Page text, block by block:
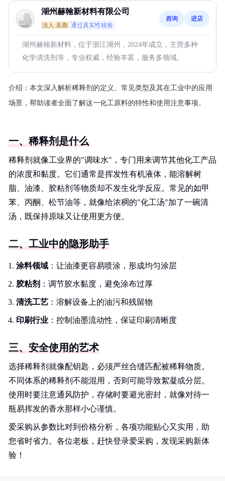
湖州赫翰新材料有限公司
法人:吴彪 通过真实性核验
咨询 进店
湖州赫翰新材料，位于浙江湖州，2024年成立，主营多种
化学清洗剂等，专业权威，经验丰富，服务多领域。
介绍： 本文深入解析稀释剂的定义、常见类型及其在工业中的应用
场景，帮助读者全面了解这一化工原料的特性和使用注意事项。
一、稀释剂是什么
稀释剂就像工业界的"调味水"，专门用来调节其他化工产品
的浓度和黏度。它们通常是挥发性有机液体，能溶解树
脂、油漆、胶粘剂等物质却不发生化学反应。常见的如甲
苯、丙酮、松节油等，就像给浓稠的"化工汤"加了一碗清
汤，既保持原味又让使用更方便。
二、工业中的隐形助手
涂料领域 ：让油漆更容易喷涂，形成均匀涂层
胶粘剂 ：调节胶水黏度，避免涂布过厚
清洗工艺 ：溶解设备上的油污和残留物
印刷行业 ：控制油墨流动性，保证印刷清晰度
三、安全使用的艺术
选择稀释剂就像配钥匙，必须严丝合缝匹配被稀释物质。
不同体系的稀释剂不能混用，否则可能导致絮凝或分层。
使用时要注意通风防护，存储时要避光密封，就像对待一
瓶易挥发的香水那样小心谨慎。
爱采购从参数比对到价格分析，各项功能贴心又实用，助
您省时省力。各位老板，赶快登录爱采购，发现采购新体
验！